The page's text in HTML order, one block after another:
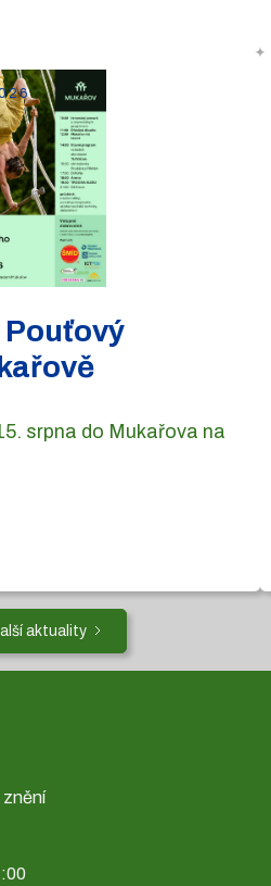
Pouťový
srpna do Mukařova na
aktuality
znění